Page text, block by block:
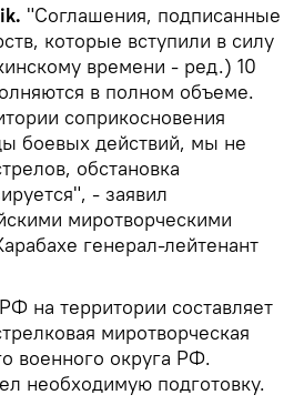
"Соглашения, подписанные
которые вступили в силу
времени - ред.) 10
в полном объеме.
соприкосновения
боевых действий, мы не
обстановка
- заявил
миротворческими
генерал-лейтенант
на территории составляет
миротворческая
военного округа РФ.
необходимую подготовку.